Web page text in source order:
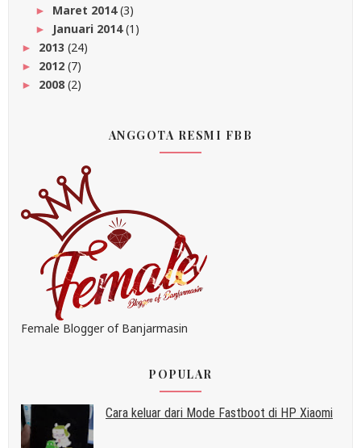
► Maret 2014(3)
► Januari 2014(1)
► 2013 (24)
► 2012 (7)
► 2008 (2)
ANGGOTA RESMI FBB
Female Blogger of Banjarmasin
POPULAR
Cara keluar dari Mode Fastboot di HP Xiaomi